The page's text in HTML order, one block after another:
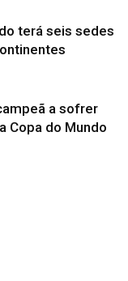
terá seis sedes
a sofrer
Copa do Mundo